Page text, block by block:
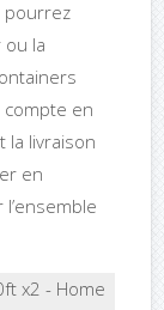
pourrez
ou la
en
la livraison
en